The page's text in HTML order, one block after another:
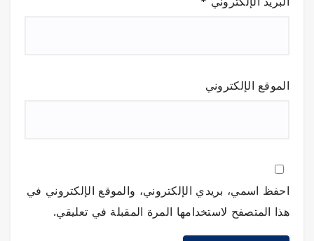
الموقع الإلكتروني
احفظ اسمي، بريدي الإلكتروني، والموقع الإلكتروني في
هذا المتصفح لاستخدامها المرة المقبلة في تعليقي.